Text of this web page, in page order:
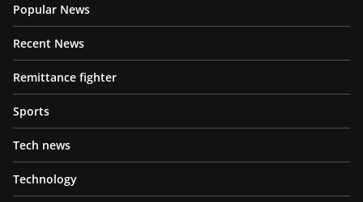
Popular News
Recent News
Remittance fighter
Sports
Tech news
Technology